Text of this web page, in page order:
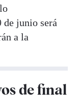
de junio será
a la
de final